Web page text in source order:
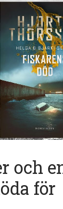
och
för